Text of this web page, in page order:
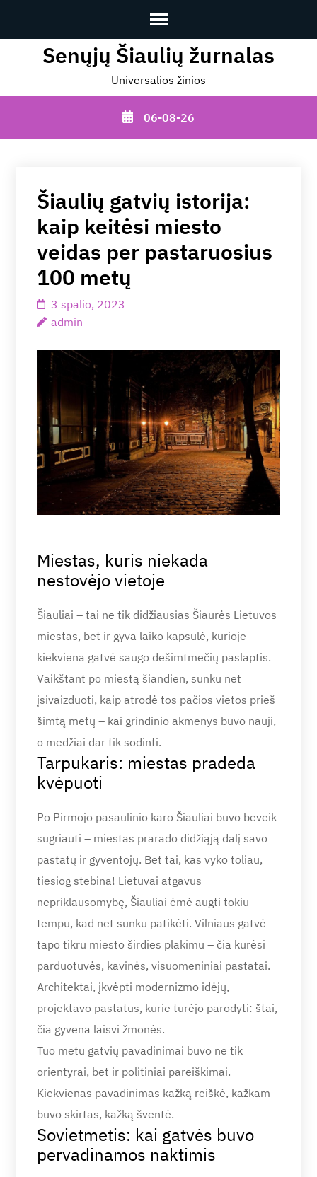
Senųjų Šiaulių žurnalas
Universalios žinios
06-08-26
Šiaulių gatvių istorija:
kaip keitėsi miesto
veidas per pastaruosius
100 metų
3 spalio, 2023
admin
Miestas, kuris niekada
nestovėjo vietoje
Šiauliai – tai ne tik didžiausias Šiaurės Lietuvos
miestas, bet ir gyva laiko kapsulė, kurioje
kiekviena gatvė saugo dešimtmečių paslaptis.
Vaikštant po miestą šiandien, sunku net
įsivaizduoti, kaip atrodė tos pačios vietos prieš
šimtą metų – kai grindinio akmenys buvo nauji,
o medžiai dar tik sodinti.
Tarpukaris: miestas pradeda
kvėpuoti
Po Pirmojo pasaulinio karo Šiauliai buvo beveik
sugriauti – miestas prarado didžiąją dalį savo
pastatų ir gyventojų. Bet tai, kas vyko toliau,
tiesiog stebina! Lietuvai atgavus
nepriklausomybę, Šiauliai ėmė augti tokiu
tempu, kad net sunku patikėti. Vilniaus gatvė
tapo tikru miesto širdies plakimu – čia kūrėsi
parduotuvės, kavinės, visuomeniniai pastatai.
Architektai, įkvėpti modernizmo idėjų,
projektavo pastatus, kurie turėjo parodyti: štai,
čia gyvena laisvi žmonės.
Tuo metu gatvių pavadinimai buvo ne tik
orientyrai, bet ir politiniai pareiškimai.
Kiekvienas pavadinimas kažką reiškė, kažkam
buvo skirtas, kažką šventė.
Sovietmetis: kai gatvės buvo
pervadinamos naktimis